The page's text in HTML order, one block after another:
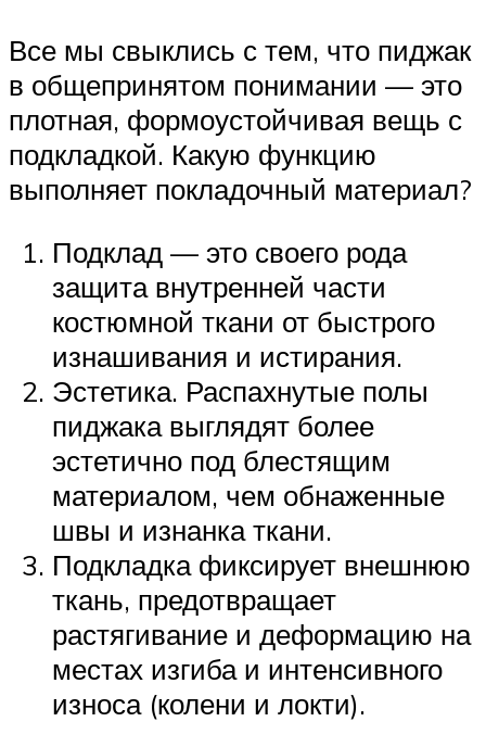
Все мы свыклись с тем, что пиджак
в общепринятом понимании — это
плотная, формоустойчивая вещь с
подкладкой. Какую функцию
выполняет покладочный материал?
Подклад — это своего рода
защита внутренней части
костюмной ткани от быстрого
изнашивания и истирания.
Эстетика. Распахнутые полы
пиджака выглядят более
эстетично под блестящим
материалом, чем обнаженные
швы и изнанка ткани.
Подкладка фиксирует внешнюю
ткань, предотвращает
растягивание и деформацию на
местах изгиба и интенсивного
износа (колени и локти).